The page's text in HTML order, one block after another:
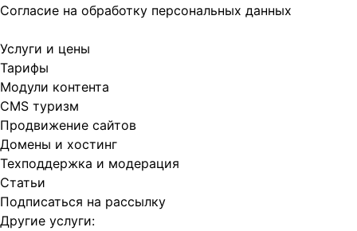
Согласие на обработку персональных данных
Услуги и цены
Тарифы
Модули контента
CMS туризм
Продвижение сайтов
Домены и хостинг
Техподдержка и модерация
Статьи
Подписаться на рассылку
Другие услуги: